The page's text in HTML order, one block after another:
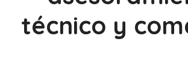
técnico y